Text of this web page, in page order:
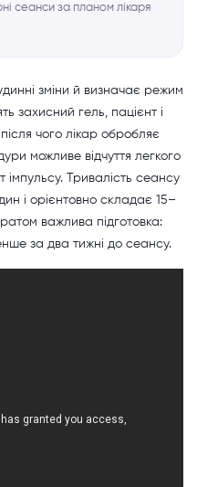
сеанси за планом лікаря
зміни й визначає режим
захисний гель, пацієнт і
чого лікар обробляє
можливе відчуття легкого
Тривалість сеансу
і орієнтовно складає 15–
важлива підготовка:
за два тижні до сеансу.